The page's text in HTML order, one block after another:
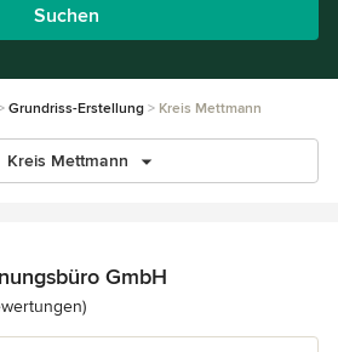
Suchen
Grundriss-Erstellung Kreis Mettmann
Kreis Mettmann
GmbH
5 von 5 Sternen